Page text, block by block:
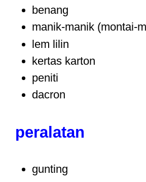
benang
manik-manik (montai-
lem lilin
kertas karton
peniti
dacron
peralatan
gunting